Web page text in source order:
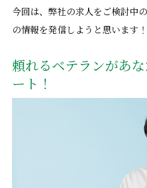
今回は、弊社の求人をご検討中
の情報を発信しようと思います！
頼れるベテランがあ
ート！